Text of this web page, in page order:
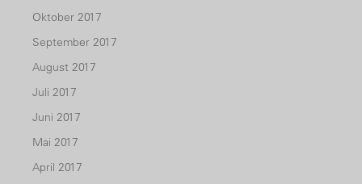
Oktober 2017
September 2017
August 2017
Juli 2017
Juni 2017
Mai 2017
April 2017